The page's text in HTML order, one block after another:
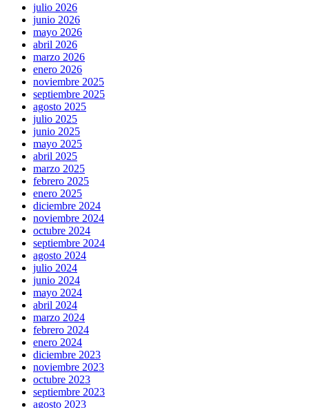
julio 2026
junio 2026
mayo 2026
abril 2026
marzo 2026
enero 2026
noviembre 2025
septiembre 2025
agosto 2025
julio 2025
junio 2025
mayo 2025
abril 2025
marzo 2025
febrero 2025
enero 2025
diciembre 2024
noviembre 2024
octubre 2024
septiembre 2024
agosto 2024
julio 2024
junio 2024
mayo 2024
abril 2024
marzo 2024
febrero 2024
enero 2024
diciembre 2023
noviembre 2023
octubre 2023
septiembre 2023
agosto 2023